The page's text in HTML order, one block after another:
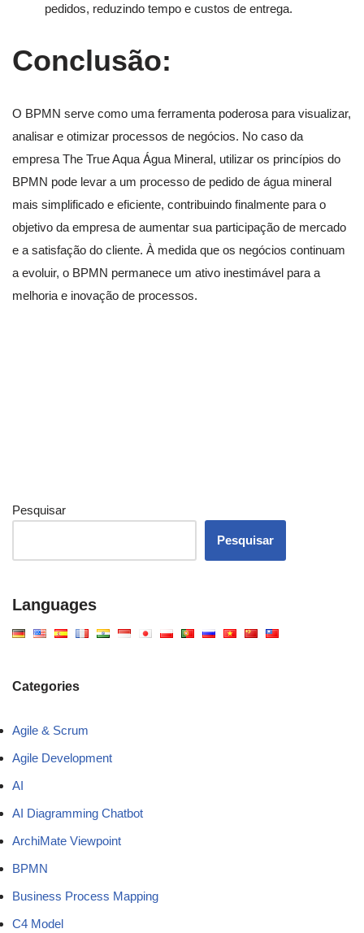
pedidos, reduzindo tempo e custos de entrega.
Conclusão:
O BPMN serve como uma ferramenta poderosa para visualizar,
analisar e otimizar processos de negócios. No caso da
empresa The True Aqua Água Mineral, utilizar os princípios do
BPMN pode levar a um processo de pedido de água mineral
mais simplificado e eficiente, contribuindo finalmente para o
objetivo da empresa de aumentar sua participação de mercado
e a satisfação do cliente. À medida que os negócios continuam
a evoluir, o BPMN permanece um ativo inestimável para a
melhoria e inovação de processos.
Pesquisar
Pesquisar
Languages
Categories
Agile & Scrum
Agile Development
AI
AI Diagramming Chatbot
ArchiMate Viewpoint
BPMN
Business Process Mapping
C4 Model